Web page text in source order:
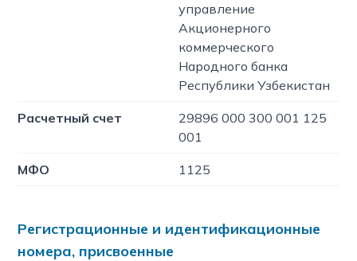
управление
Акционерного
коммерческого
Народного банка
Республики Узбекистан
Расчетный счет
29896 000 300 001 125
001
МФО 1125
Регистрационные и идентификационные
номера, присвоенные